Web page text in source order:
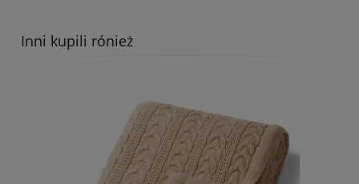
Inni kupili rónież